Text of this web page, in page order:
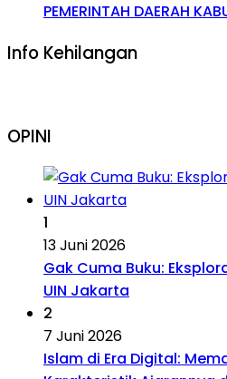
PEMERINTAH DAERAH
Info Kehilangan
OPINI
1
13 Juni 2026
Gak Cuma Buku:
UIN Jakarta
2
7 Juni 2026
Islam di Era Digital: